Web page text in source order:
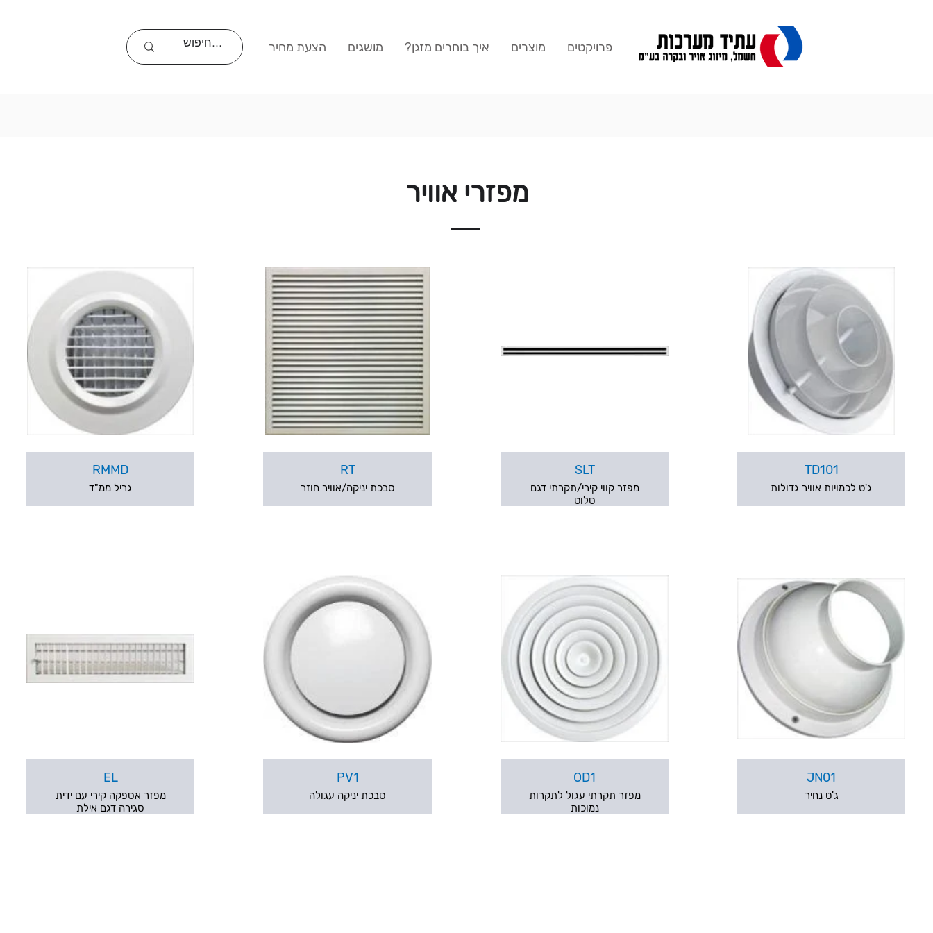
פרויקטים מוצרים איך בוחרים מזגן? מושגים הצעת מחיר
מפזרי אוויר
TD101
ג'ט לכמויות אוויר גדולות
SLT
מפזר קווי קירי/תקרתי דגם
סלוט
RT
סבכת יניקה/אוויר חוזר
RMMD
גריל ממ"ד
JN01
ג'ט נחיר
OD1
מפזר תקרתי עגול לתקרות
נמוכות
PV1
סבכת יניקה עגולה
EL
מפזר אספקה קירי עם ידית
סגירה דגם אילת